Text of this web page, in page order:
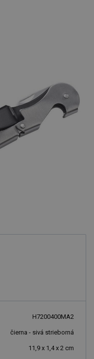
H7200400MA2
čierna - sivá strieborná
11,9 x 1,4 x 2 cm